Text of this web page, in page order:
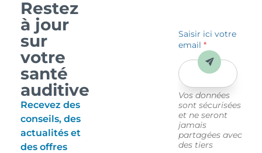
Restez
à jour
sur
votre
santé
auditive
Recevez des
conseils, des
actualités et
des offres
Saisir ici votre
email*
Vos données
sont sécurisées
et ne seront
jamais
partagées avec
des tiers
Envoyer